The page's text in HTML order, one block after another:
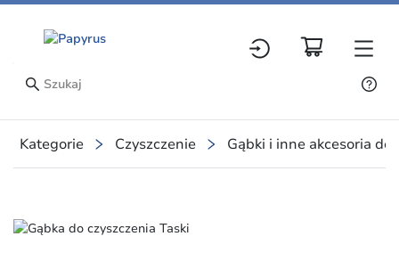
Kategorie Czyszczenie Gąbki i inne akcesoria do
Slide 1 of 1